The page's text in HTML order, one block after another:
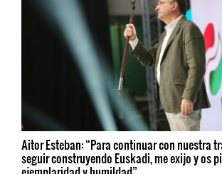
Aitor Esteban: “Para continuar con nuestra
seguir construyendo Euskadi, me exijo y os